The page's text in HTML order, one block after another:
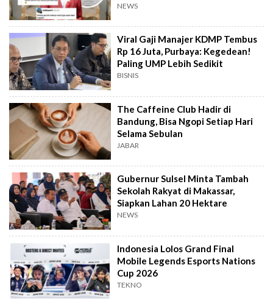
NEWS
Viral Gaji Manajer KDMP Tembus
Rp 16 Juta, Purbaya: Kegedean!
Paling UMP Lebih Sedikit
BISNIS
The Caffeine Club Hadir di
Bandung, Bisa Ngopi Setiap Hari
Selama Sebulan
JABAR
Gubernur Sulsel Minta Tambah
Sekolah Rakyat di Makassar,
Siapkan Lahan 20 Hektare
NEWS
Indonesia Lolos Grand Final
Mobile Legends Esports Nations
Cup 2026
TEKNO